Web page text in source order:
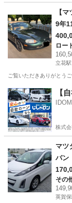
西
【
9年
ロー
立花駅
ご覧いただきありがとう
兵庫 尼崎市 立
【
株式
マツ
バン
その
英賀保